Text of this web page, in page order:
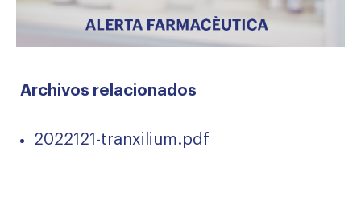
Archivos relacionados
2022121-tranxilium.pdf